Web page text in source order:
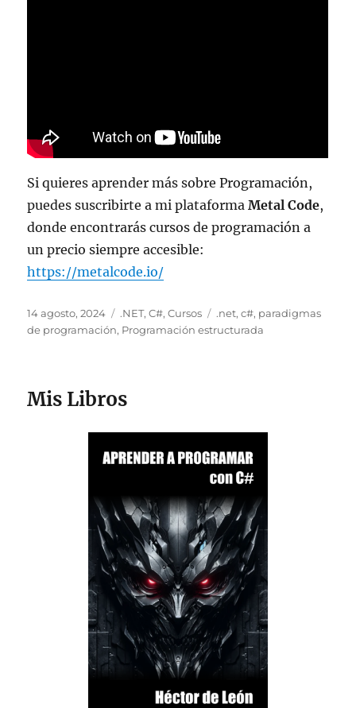
Si quieres aprender más sobre Programación,
puedes suscribirte a mi plataformaMetal Code,
donde encontrarás cursos de programación a
un precio siempre accesible:
https://metalcode.io/
Publicado
el
14 agosto, 2024 Categorías
.NET,C#,Cursos Etiquetas
.net,c#, paradigmas
de programación, Programación estructurada
Mis Libros